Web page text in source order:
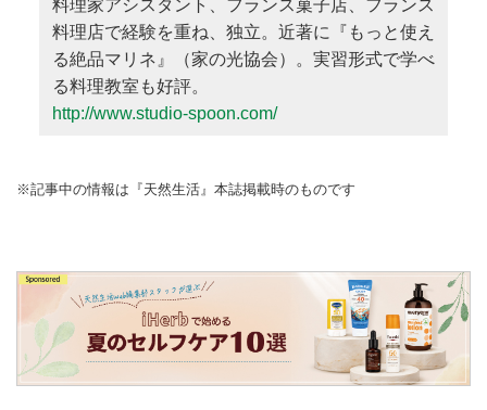
料理家アシスタント、フランス菓子店、フランス
料理店で経験を重ね、独立。近著に『もっと使え
る絶品マリネ』（家の光協会）。実習形式で学べ
る料理教室も好評。
http://www.studio-spoon.com/
※記事中の情報は『天然生活』本誌掲載時のものです